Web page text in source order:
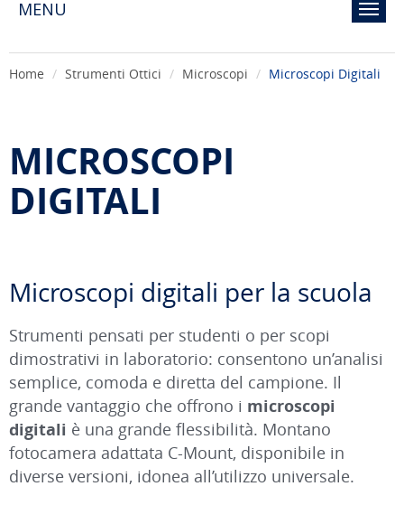
MENU
Home Strumenti Ottici Microscopi Microscopi Digitali
MICROSCOPI
DIGITALI
Microscopi digitali per la scuola
Strumenti pensati per studenti o per scopi
dimostrativi in laboratorio: consentono un’analisi
semplice, comoda e diretta del campione. Il
grande vantaggio che offrono i microscopi
digitali è una grande flessibilità. Montano
fotocamera adattata C-Mount, disponibile in
diverse versioni, idonea all’utilizzo universale.